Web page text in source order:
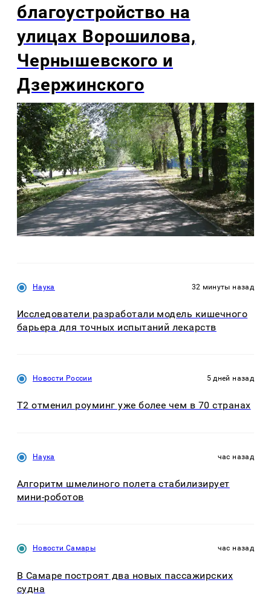
благоустройство на
улицах Ворошилова,
Чернышевского и
Дзержинского
Наука 32 минуты назад
Исследователи разработали модель кишечного
барьера для точных испытаний лекарств
Новости России 5 дней назад
Т2 отменил роуминг уже более чем в 70 странах
Наука час назад
Алгоритм шмелиного полета стабилизирует
мини-роботов
Новости Самары час назад
В Самаре построят два новых пассажирских
судна